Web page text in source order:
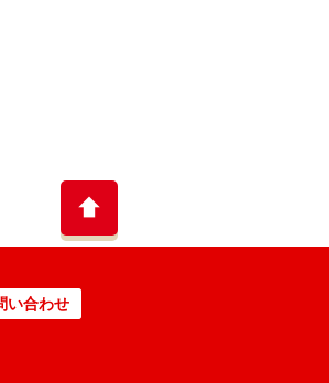
い合わせ